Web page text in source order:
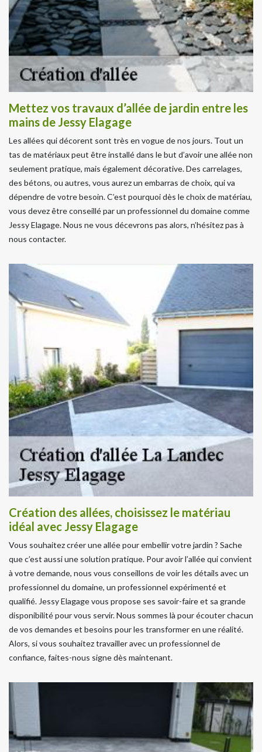
Mettez vos travaux d’allée de jardin entre les
mains de Jessy Elagage
Les allées qui décorent sont très en vogue de nos jours. Tout un
tas de matériaux peut être installé dans le but d’avoir une allée non
seulement pratique, mais également décorative. Des carrelages,
des bétons, ou autres, vous aurez un embarras de choix, qui va
dépendre de votre besoin. C’est pourquoi dès le choix de matériau,
vous devez être conseillé par un professionnel du domaine comme
Jessy Elagage. Nous ne vous décevrons pas alors, n’hésitez pas à
nous contacter.
Création des allées, choisissez le matériau
idéal avec Jessy Elagage
Vous souhaitez créer une allée pour embellir votre jardin ? Sache
que c’est aussi une solution pratique. Pour avoir l’allée qui convient
à votre demande, nous vous conseillons de voir les détails avec un
professionnel du domaine, un professionnel expérimenté et
qualifié. Jessy Elagage vous propose ses savoir-faire et sa grande
disponibilité pour vous servir. Nous sommes là pour écouter chacun
de vos demandes et besoins pour les transformer en une réalité.
Alors, si vous souhaitez travailler avec un professionnel de
confiance, faites-nous signe dès maintenant.